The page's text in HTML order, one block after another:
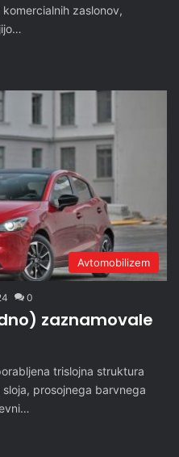
zaslonov,
Avtomobilizem
0
zaznamovale
trislojna struktura
prosojnega barvnega